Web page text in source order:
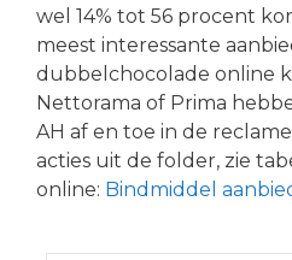
wel 14% tot 56 procent
meest interessante
dubbelchocolade online
Nettorama of Prima
AH af en toe in de
acties uit de folder, zie
online: Bindmiddel